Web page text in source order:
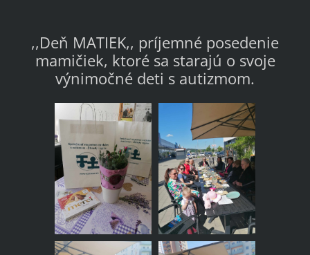
,,Deň MATIEK,, príjemné posedenie
mamičiek, ktoré sa starajú o svoje
výnimočné deti s autizmom.